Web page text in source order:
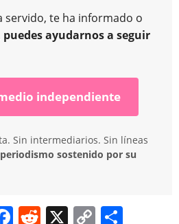
servido, te ha informado o
puedes ayudarnos a seguir
independiente
Sin intermediarios. Sin líneas
sostenido por su
F R X C